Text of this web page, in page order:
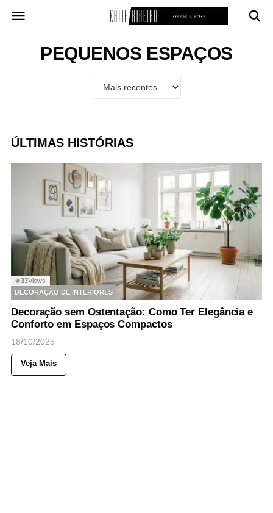
para
PEQUENOS ESPAÇOS
ÚLTIMAS HISTÓRIAS
◉33Views
DECORAÇÃO DE INTERIORES
Decoração sem Ostentação: Como Ter Elegância e
Conforto em Espaços Compactos
18/10/2025
Veja Mais